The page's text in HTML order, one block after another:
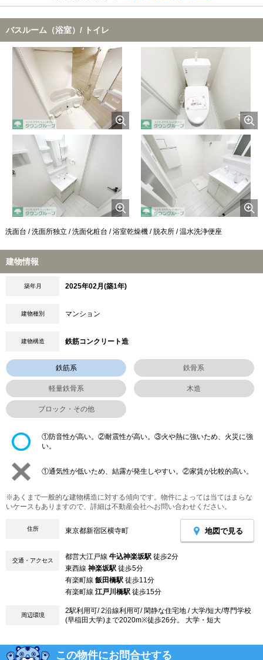
バスルーム（浴室）/ トイレ
洗面台 / 洗面所独立 / 洗面化粧台 / 浴室乾燥機 / 脱衣所 / 温水洗浄便座
建物情報
築年月 2025年02月(築1年)
建物種別 マンション
建物構造 鉄筋コンクリート造
鉄筋系 鉄骨系
軽量鉄骨系 木造
ブロック・その他
①防音性が高い。②耐震性が高い。③火や熱に強いため、火災に強
い。
①通気性が低いため、結露が発生しやすい。②家賃が比較的高い。
※あくまで一般的な建物構造に対する傾向です。物件によっては当てはまらな
いケースもありますので、詳細は不動産会社へお問い合わせください。
住所 東京都新宿区横寺町 地図で見る
交通・アクセス 都営大江戸線 牛込神楽坂駅 徒歩2分
東西線 神楽坂駅 徒歩5分
有楽町線 飯田橋駅 徒歩11分
有楽町線 江戸川橋駅 徒歩15分
周辺環境
2駅利用可/ 2沿線利用可/ 閑静な住宅地 / 大学/短大/専門学校
(早稲田大学)まで2020m※徒歩26分。 大学・短大
この物件にお問合せする